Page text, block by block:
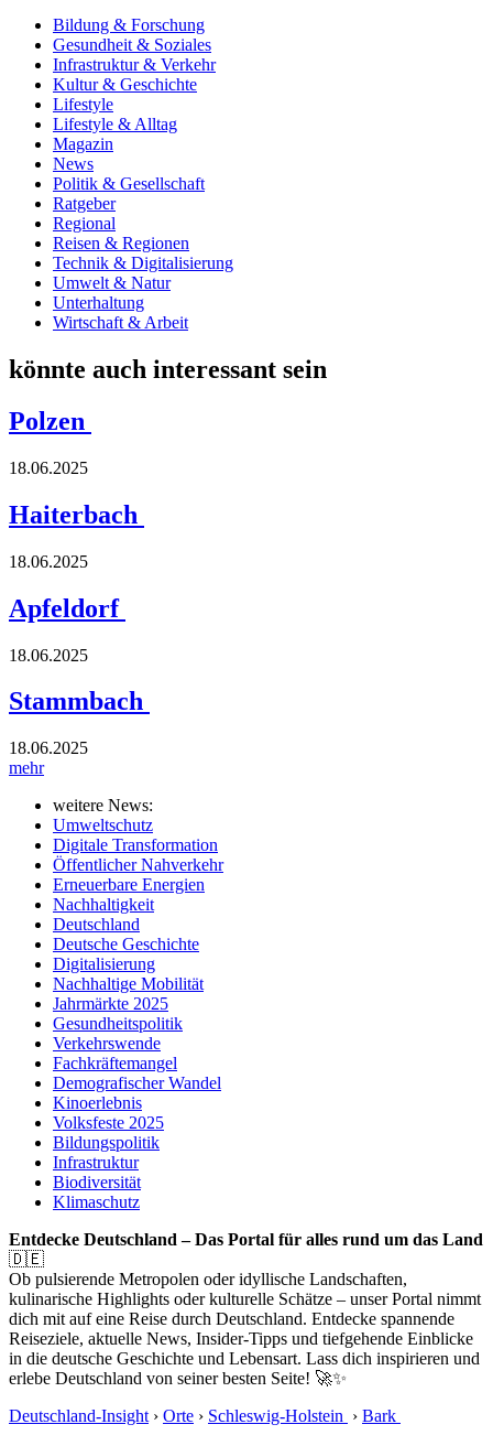
Bildung & Forschung
Gesundheit & Soziales
Infrastruktur & Verkehr
Kultur & Geschichte
Lifestyle
Lifestyle & Alltag
Magazin
News
Politik & Gesellschaft
Ratgeber
Regional
Reisen & Regionen
Technik & Digitalisierung
Umwelt & Natur
Unterhaltung
Wirtschaft & Arbeit
könnte auch interessant sein
Polzen
18.06.2025
Haiterbach
18.06.2025
Apfeldorf
18.06.2025
Stammbach
18.06.2025
mehr
weitere News:
Umweltschutz
Digitale Transformation
Öffentlicher Nahverkehr
Erneuerbare Energien
Nachhaltigkeit
Deutschland
Deutsche Geschichte
Digitalisierung
Nachhaltige Mobilität
Jahrmärkte 2025
Gesundheitspolitik
Verkehrswende
Fachkräftemangel
Demografischer Wandel
Kinoerlebnis
Volksfeste 2025
Bildungspolitik
Infrastruktur
Biodiversität
Klimaschutz
Entdecke Deutschland – Das Portal für alles rund um das Land
🇩🇪
Ob pulsierende Metropolen oder idyllische Landschaften,
kulinarische Highlights oder kulturelle Schätze – unser Portal nimmt
dich mit auf eine Reise durch Deutschland. Entdecke spannende
Reiseziele, aktuelle News, Insider-Tipps und tiefgehende Einblicke
in die deutsche Geschichte und Lebensart. Lass dich inspirieren und
erlebe Deutschland von seiner besten Seite! 🚀✨
Deutschland-Insight › Orte › Schleswig-Holstein › Bark